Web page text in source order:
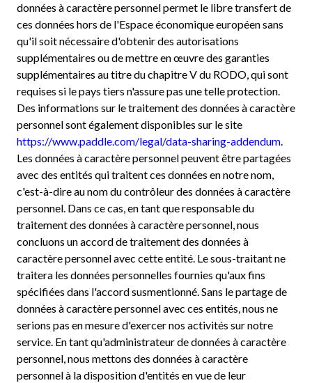
données à caractère personnel permet le libre transfert de
ces données hors de l'Espace économique européen sans
qu'il soit nécessaire d'obtenir des autorisations
supplémentaires ou de mettre en œuvre des garanties
supplémentaires au titre du chapitre V du RODO, qui sont
requises si le pays tiers n'assure pas une telle protection.
Des informations sur le traitement des données à caractère
personnel sont également disponibles sur le site
https://www.paddle.com/legal/data-sharing-addendum.
Les données à caractère personnel peuvent être partagées
avec des entités qui traitent ces données en notre nom,
c'est-à-dire au nom du contrôleur des données à caractère
personnel. Dans ce cas, en tant que responsable du
traitement des données à caractère personnel, nous
concluons un accord de traitement des données à
caractère personnel avec cette entité. Le sous-traitant ne
traitera les données personnelles fournies qu'aux fins
spécifiées dans l'accord susmentionné. Sans le partage de
données à caractère personnel avec ces entités, nous ne
serions pas en mesure d'exercer nos activités sur notre
service. En tant qu'administrateur de données à caractère
personnel, nous mettons des données à caractère
personnel à la disposition d'entités en vue de leur